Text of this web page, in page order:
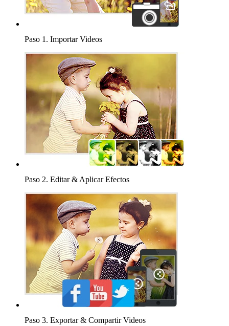
Paso 1. Importar Videos
Paso 2. Editar & Aplicar Efectos
Paso 3. Exportar & Compartir Videos